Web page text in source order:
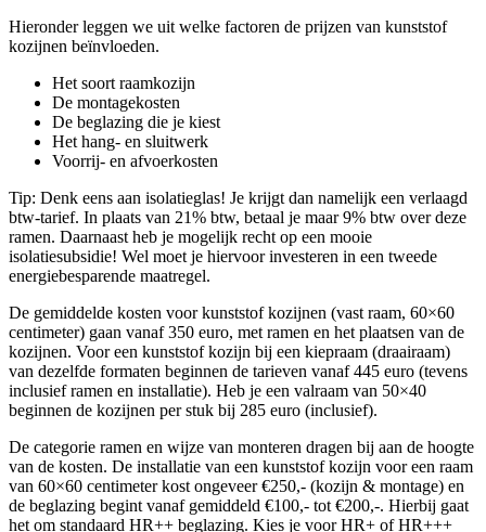
Hieronder leggen we uit welke factoren de prijzen van kunststof
kozijnen beïnvloeden.
Het soort raamkozijn
De montagekosten
De beglazing die je kiest
Het hang- en sluitwerk
Voorrij- en afvoerkosten
Tip: Denk eens aan isolatieglas! Je krijgt dan namelijk een verlaagd
btw-tarief. In plaats van 21% btw, betaal je maar 9% btw over deze
ramen. Daarnaast heb je mogelijk recht op een mooie
isolatiesubsidie! Wel moet je hiervoor investeren in een tweede
energiebesparende maatregel.
De gemiddelde kosten voor kunststof kozijnen (vast raam, 60×60
centimeter) gaan vanaf 350 euro, met ramen en het plaatsen van de
kozijnen. Voor een kunststof kozijn bij een kiepraam (draairaam)
van dezelfde formaten beginnen de tarieven vanaf 445 euro (tevens
inclusief ramen en installatie). Heb je een valraam van 50×40
beginnen de kozijnen per stuk bij 285 euro (inclusief).
De categorie ramen en wijze van monteren dragen bij aan de hoogte
van de kosten. De installatie van een kunststof kozijn voor een raam
van 60×60 centimeter kost ongeveer €250,- (kozijn & montage) en
de beglazing begint vanaf gemiddeld €100,- tot €200,-. Hierbij gaat
het om standaard HR++ beglazing. Kies je voor HR+ of HR+++